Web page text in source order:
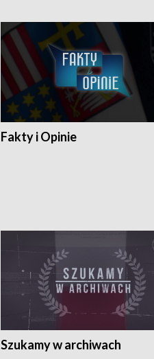
Fakty i Opinie
Szukamy w archiwach